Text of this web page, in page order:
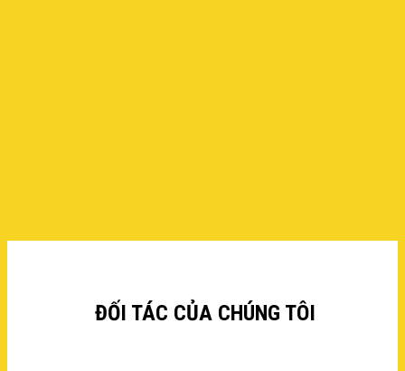
ĐỐI TÁC CỦA CHÚNG TÔI